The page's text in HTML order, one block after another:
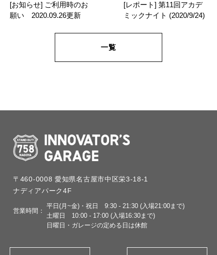
[お知らせ] ご利用時のお
願い 2020.09.26更新
一覧
[レポート] 第11回アカデ
ミックナイト (2020/9/24)
〒460-0008 愛知県名古屋市中区栄3-18-1
ナディアパーク4F
営業時間：
平日(月~金)・祝日
9:30 - 21:30 (入場21:00まで)
土曜日
10:00 - 17:00 (入場16:30まで)
日曜日・ガレージの定める日は休館